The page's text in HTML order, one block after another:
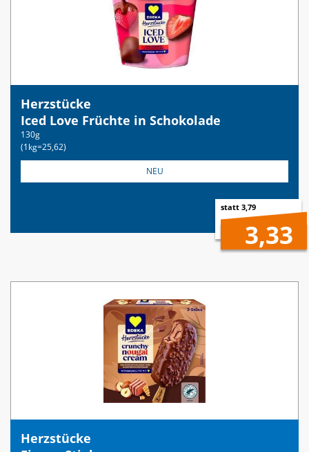
Herzstücke
Iced Love Früchte in Schokolade
130g
(1kg=25,62)
NEU
statt 3,79
3,33
Herzstücke